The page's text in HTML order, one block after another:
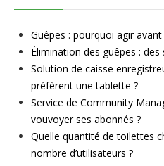
Guêpes : pourquoi agir
Élimination des guêpes :
Solution de caisse
préfèrent une tablette ?
Service de Community
vouvoyer ses abonnés ?
Quelle quantité de toilettes
nombre d’utilisateurs ?